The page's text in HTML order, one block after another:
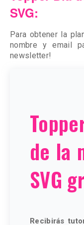
SVG:
Para obtener la
nombre y email
newsletter!
de la
SVG
Recibirás